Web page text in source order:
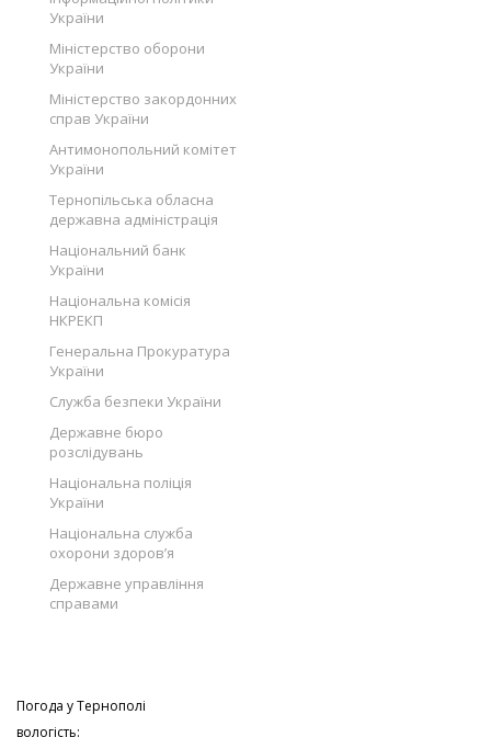
України
Міністерство оборони
України
Міністерство закордонних
справ України
Антимонопольний комітет
України
Тернопільська обласна
державна адміністрація
Національний банк
України
Національна комісія
НКРЕКП
Генеральна Прокуратура
України
Служба безпеки України
Державне бюро
розслідувань
Національна поліція
України
Національна служба
охорони здоров’я
Державне управління
справами
Погода уТернополі
вологість: